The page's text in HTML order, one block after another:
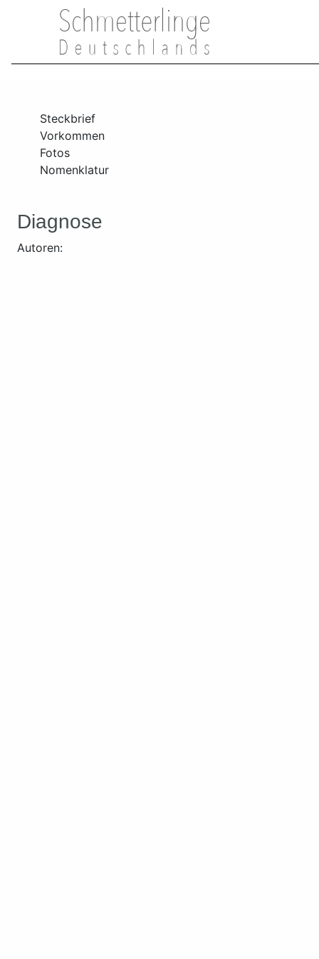
Steckbrief
Vorkommen
Fotos
Nomenklatur
Diagnose
Autoren: